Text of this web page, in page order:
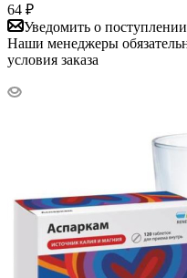
64 ₽
Уведомить о поступлении
Наши менеджеры
условия заказа